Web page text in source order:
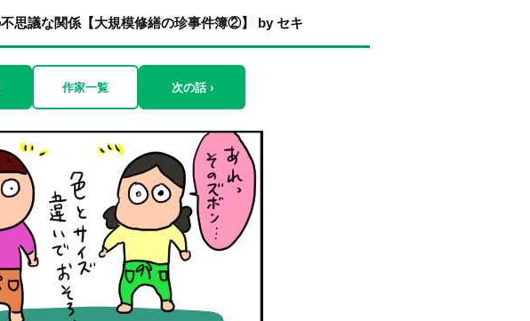
思議な関係【大規模修繕の珍事件簿②】 by セキ
作家一覧 次の話 ›